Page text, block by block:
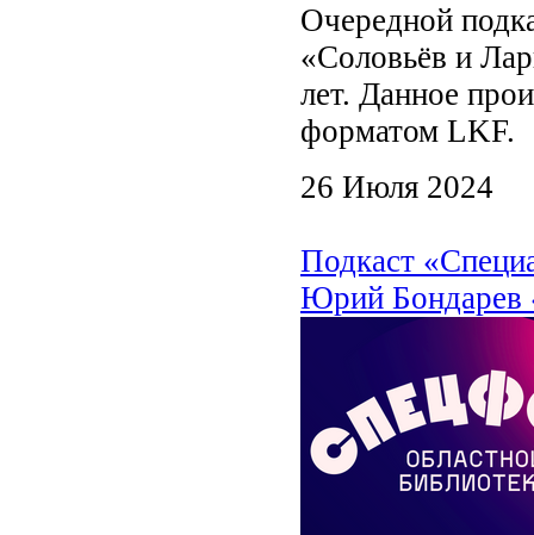
Очередной
«Соловьёв и
лет. Данное
форматом
26 Июля 2024
Подкаст
Юрий Бондарев